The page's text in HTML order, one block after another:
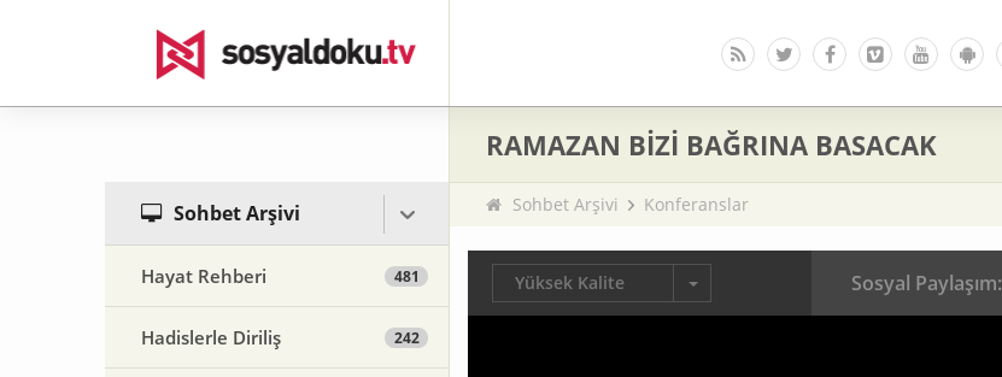
Sohbet Arşivi
Hayat Rehberi 481
Hadislerle Diriliş 242
RAMAZAN BİZİ BAĞRINA BASACAK
Sohbet Arşivi Konferanslar
Yüksek Kalite Sosyal Paylaşım: